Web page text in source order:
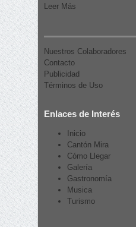
Leer Más
Nuestros Colaboradores
Contacto
Publicidad
Términos de Uso
Enlaces de Interés
Inicio
Cantón Mira
Cómo Llegar
Galería
Gastronomía
Musica
Turismo